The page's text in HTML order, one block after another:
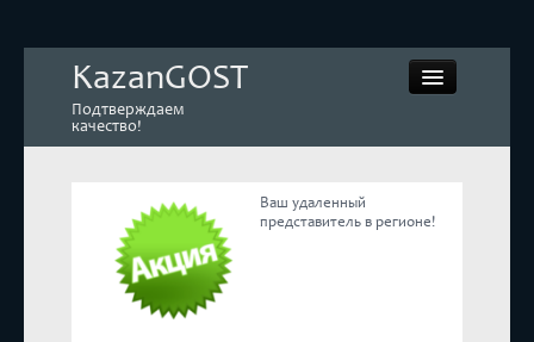
KazanGOST
Подтверждаем
качество!
Контрольная закупка
Дегустации. Экспертиза
Ваш удаленный
представитель в регионе!